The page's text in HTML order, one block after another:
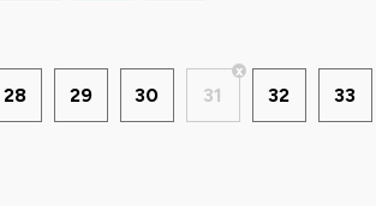
28 29 30 31 32 33